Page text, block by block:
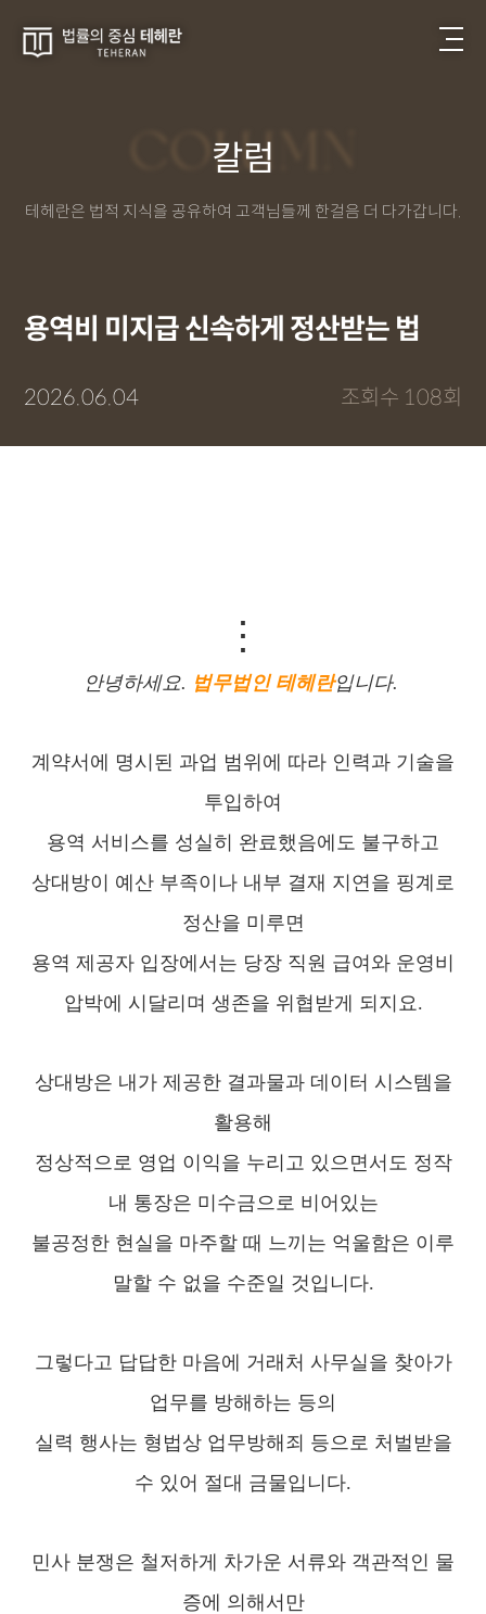
COLUMN
칼럼
테헤란은 법적 지식을 공유하여 고객님들께 한걸음 더 다가갑니다.
용역비 미지급 신속하게 정산받는 법
2026.06.04 조회수 108회
⋮
안녕하세요. 법무법인 테헤란입니다.
계약서에 명시된 과업 범위에 따라 인력과 기술을
투입하여
용역 서비스를 성실히 완료했음에도 불구하고
상대방이 예산 부족이나 내부 결재 지연을 핑계로
정산을 미루면
용역 제공자 입장에서는 당장 직원 급여와 운영비
압박에 시달리며 생존을 위협받게 되지요.
상대방은 내가 제공한 결과물과 데이터 시스템을
활용해
정상적으로 영업 이익을 누리고 있으면서도 정작
내 통장은 미수금으로 비어있는
불공정한 현실을 마주할 때 느끼는 억울함은 이루
말할 수 없을 수준일 것입니다.
그렇다고 답답한 마음에 거래처 사무실을 찾아가
업무를 방해하는 등의
실력 행사는 형법상 업무방해죄 등으로 처벌받을
수 있어 절대 금물입니다.
민사 분쟁은 철저하게 차가운 서류와 객관적인 물
증에 의해서만